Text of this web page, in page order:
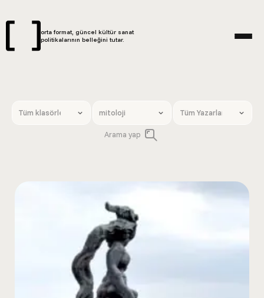
orta format, güncel kültür sanat
politikalarının belleğini tutar.
Arama yap